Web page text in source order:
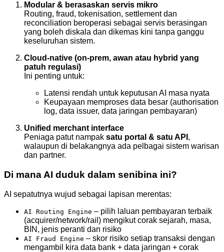
Modular & berasaskan servis mikro
Routing, fraud, tokenisation, settlement dan
reconciliation beroperasi sebagai servis berasingan
yang boleh diskala dan dikemas kini tanpa ganggu
keseluruhan sistem.
Cloud-native (on-prem, awan atau hybrid yang
patuh regulasi)
Ini penting untuk:
Latensi rendah untuk keputusan AI masa nyata
Keupayaan memproses data besar (authorisation
log, data issuer, data jaringan pembayaran)
Unified merchant interface
Peniaga patut nampak satu portal & satu API ,
walaupun di belakangnya ada pelbagai sistem warisan
dan partner.
Di mana AI duduk dalam senibina ini?
AI sepatutnya wujud sebagai lapisan merentas:
AI Routing Engine – pilih laluan pembayaran terbaik
(acquirer/network/rail) mengikut corak sejarah, masa,
BIN, jenis peranti dan risiko
AI Fraud Engine – skor risiko setiap transaksi dengan
mengambil kira data bank + data jaringan + corak